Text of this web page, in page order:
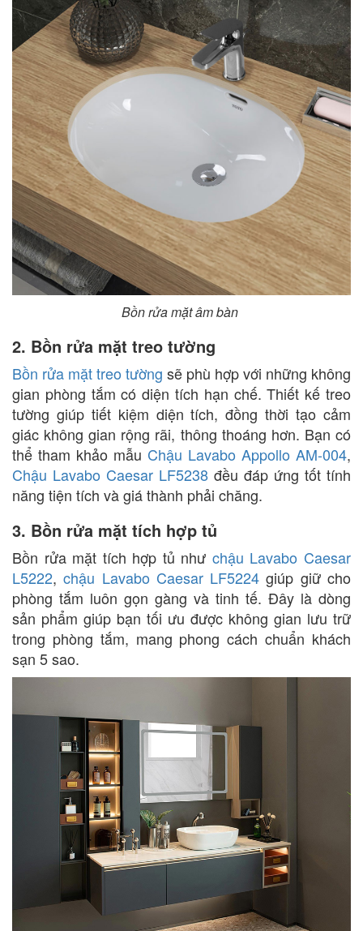
Bồn rửa mặt âm bàn
2. Bồn rửa mặt treo tường
Bồn rửa mặt treo tường sẽ phù hợp với những không
gian phòng tắm có diện tích hạn chế. Thiết kế treo
tường giúp tiết kiệm diện tích, đồng thời tạo cảm
giác không gian rộng rãi, thông thoáng hơn. Bạn có
thể tham khảo mẫu Chậu Lavabo Appollo AM-004,
Chậu Lavabo Caesar LF5238 đều đáp ứng tốt tính
năng tiện tích và giá thành phải chăng.
3. Bồn rửa mặt tích hợp tủ
Bồn rửa mặt tích hợp tủ như chậu Lavabo Caesar
L5222,chậu Lavabo Caesar LF5224 giúp giữ cho
phòng tắm luôn gọn gàng và tinh tế. Đây là dòng
sản phẩm giúp bạn tối ưu được không gian lưu trữ
trong phòng tắm, mang phong cách chuẩn khách
sạn 5 sao.